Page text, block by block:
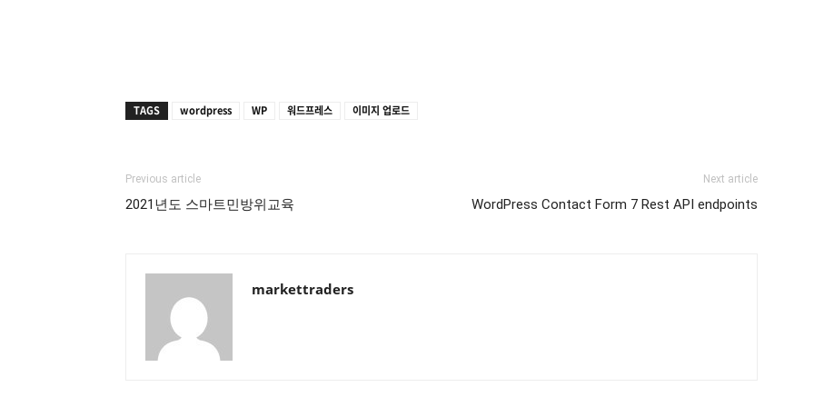
TAGS wordpress WP 워드프레스 이미지 업로드
Previous article
2021년도 스마트민방위교육
Next article
WordPress Contact Form 7 Rest API endpoints
markettraders